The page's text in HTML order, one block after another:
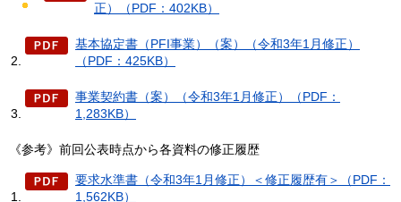
正）（PDF：402KB）
基本協定書（PFI事業）（案）（令和3年1月修正）
（PDF：425KB）
事業契約書（案）（令和3年1月修正）（PDF：
1,283KB）
《参考》前回公表時点から各資料の修正履歴
要求水準書（令和3年1月修正）＜修正履歴有＞（PDF：
1,562KB）